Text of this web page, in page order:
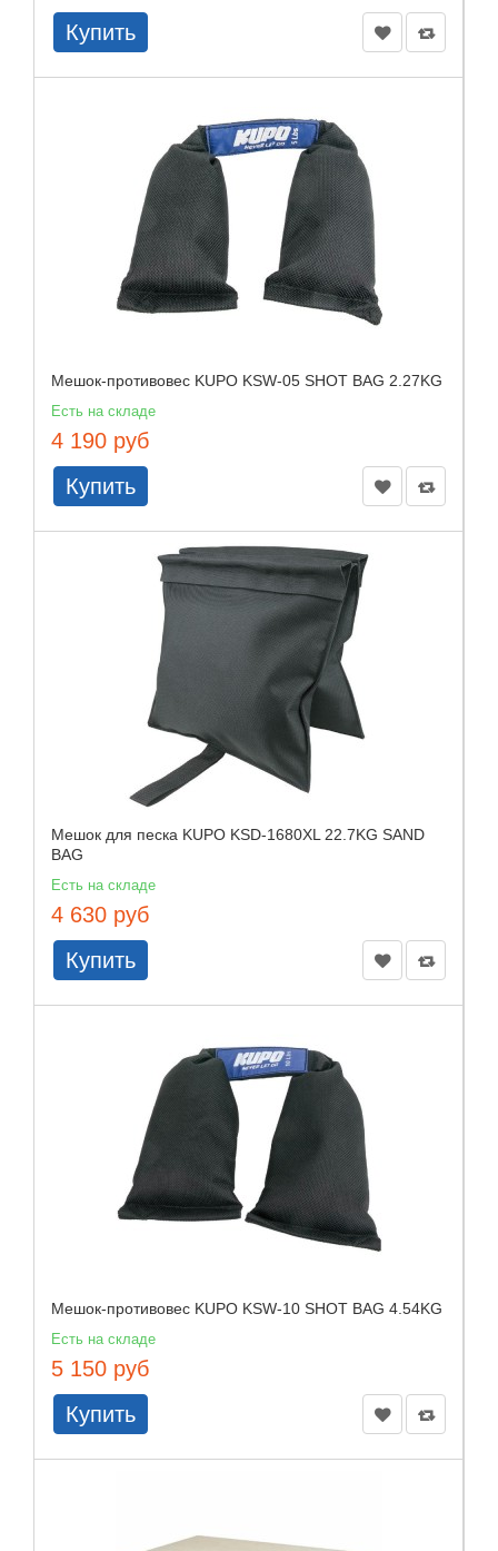
Купить
Мешок-противовес KUPO KSW-05 SHOT BAG 2.27KG
Есть на складе
4 190 руб
Купить
Мешок для песка KUPO KSD-1680XL 22.7KG SAND
BAG
Есть на складе
4 630 руб
Купить
Мешок-противовес KUPO KSW-10 SHOT BAG 4.54KG
Есть на складе
5 150 руб
Купить